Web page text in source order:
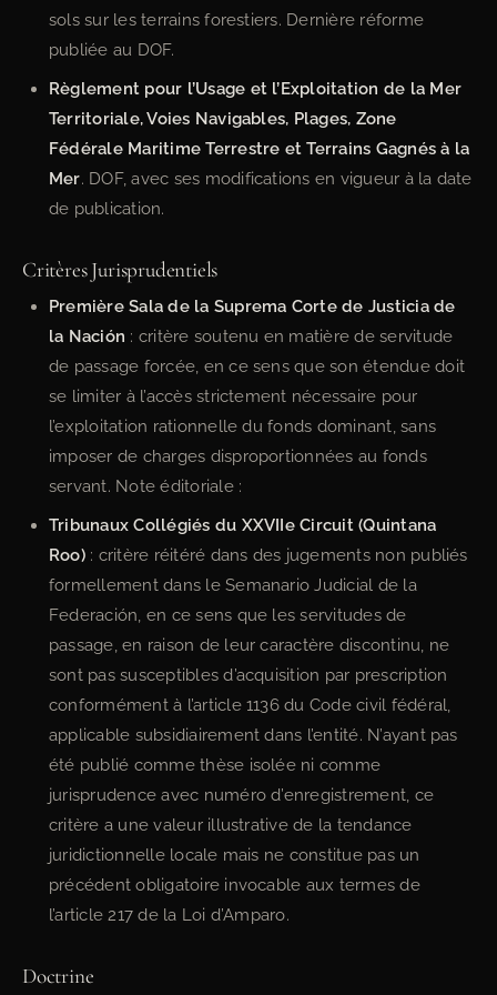
sols sur les terrains forestiers. Dernière réforme
publiée au DOF.
Règlement pour l’Usage et l’Exploitation de la Mer
Territoriale, Voies Navigables, Plages, Zone
Fédérale Maritime Terrestre et Terrains Gagnés à la
Mer. DOF, avec ses modifications en vigueur à la date
de publication.
Critères Jurisprudentiels
Première Sala de la Suprema Corte de Justicia de
la Nación : critère soutenu en matière de servitude
de passage forcée, en ce sens que son étendue doit
se limiter à l’accès strictement nécessaire pour
l’exploitation rationnelle du fonds dominant, sans
imposer de charges disproportionnées au fonds
servant. Note éditoriale :
Tribunaux Collégiés du XXVIIe Circuit (Quintana
Roo): critère réitéré dans des jugements non publiés
formellement dans le Semanario Judicial de la
Federación, en ce sens que les servitudes de
passage, en raison de leur caractère discontinu, ne
sont pas susceptibles d’acquisition par prescription
conformément à l’article 1136 du Code civil fédéral,
applicable subsidiairement dans l’entité. N’ayant pas
été publié comme thèse isolée ni comme
jurisprudence avec numéro d’enregistrement, ce
critère a une valeur illustrative de la tendance
juridictionnelle locale mais ne constitue pas un
précédent obligatoire invocable aux termes de
l’article 217 de la Loi d’Amparo.
Doctrine